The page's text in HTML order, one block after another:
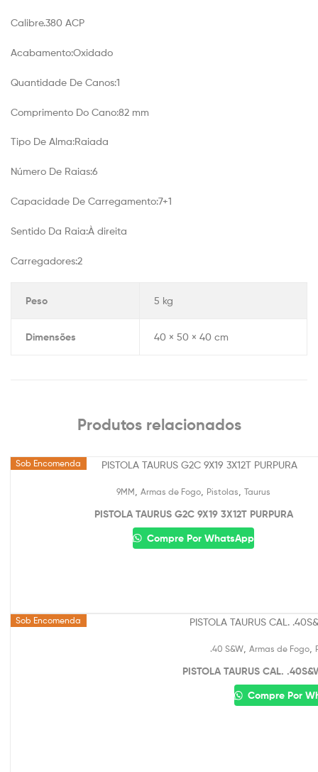
Calibre.380 ACP
Acabamento:Oxidado
Quantidade De Canos:1
Comprimento Do Cano:82 mm
Tipo De Alma:Raiada
Número De Raias:6
Capacidade De Carregamento:7+1
Sentido Da Raia:À direita
Carregadores:2
Peso 5 kg
Dimensões 40 × 50 × 40 cm
Produtos relacionados
Sob Encomenda
9MM Armas de Fogo Pistolas Taurus
PISTOLA TAURUS G2C 9X19 3X12T PURPURA
Compre Por WhatsApp
Sob Encomenda
.40 S&W, Armas de Fogo,
PISTOLA TAURUS CAL.
Compre Por